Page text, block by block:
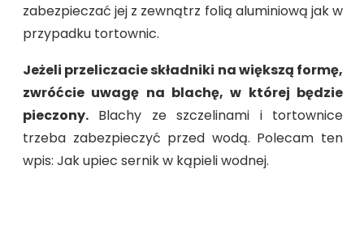
zabezpieczać jej z zewnątrz folią aluminiową jak w
przypadku tortownic.
Jeżeli przeliczacie składniki na większą formę,
zwróćcie uwagę na blachę, w której będzie
pieczony. Blachy ze szczelinami i tortownice
trzeba zabezpieczyć przed wodą. Polecam ten
wpis: Jak upiec sernik w kąpieli wodnej.